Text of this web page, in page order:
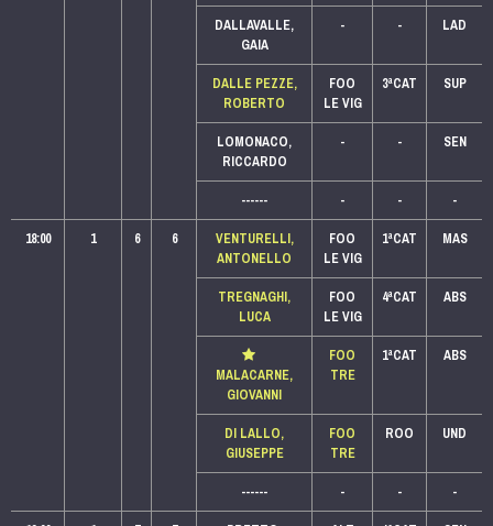
DALLAVALLE,
GAIA
- - LAD
DALLE PEZZE,
ROBERTO
FOO
LE VIG
3ªCAT SUP
LOMONACO,
RICCARDO
- - SEN
------ - -
-
18:00
1 6 6
VENTURELLI,
ANTONELLO
FOO
LE VIG
1ªCAT MAS
TREGNAGHI,
LUCA
FOO
LE VIG
4ªCAT ABS
MALACARNE,
GIOVANNI
FOO
TRE
1ªCAT ABS
DI LALLO,
GIUSEPPE
FOO
TRE
ROO UND
------ - -
-